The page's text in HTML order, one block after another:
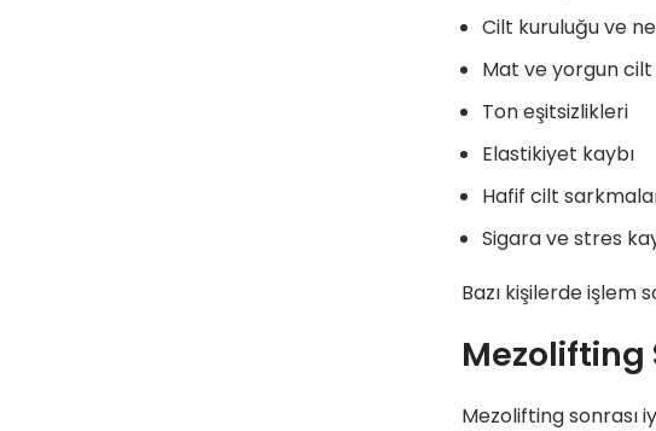
Cilt kuruluğu ve
Mat ve yorgun
Ton eşitsizlikleri
Elastikiyet kaybı
Hafif cilt
Sigara ve stres
Bazı kişilerde işlem
Mezolifting
Mezolifting sonrası